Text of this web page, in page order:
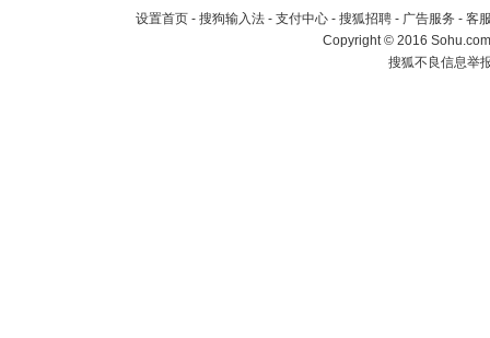
设置首页 - 搜狗输入法 - 支付中心 - 搜狐招聘 - 广告服务 - 客
Copyright©2016
搜狐不良信息举